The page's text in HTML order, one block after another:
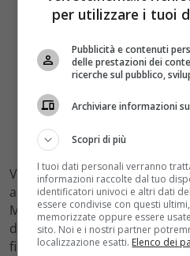
Vi ricordiamo, infatti, che la
alle Cronache del Ghiaccio e
Martin, chiuderà con la
dovrebbe andare in onda
finale in onda nelleprime
per utilizzare i tuoi
Pubblicità e contenuti
delle prestazioni dei
ricerche sul pubblico,
Archiviare informazioni
Scopri di più
I tuoi dati personali verranno
informazioni raccolte dal tuo
identificatori univoci e altri dati
essere condivise con questi
memorizzate oppure essere
sito. Noi e i nostri partner
localizzazione esatti. Elenco dei